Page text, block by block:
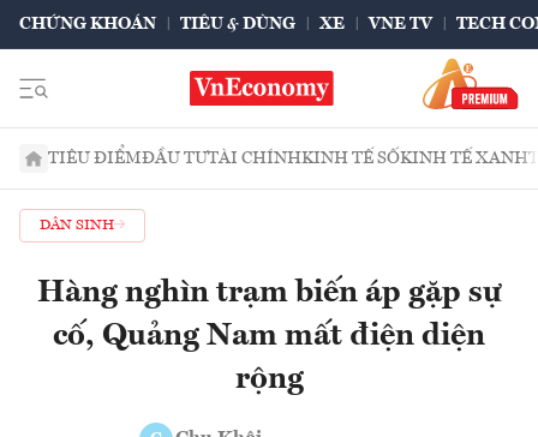
CHỨNG KHOÁN TIÊU & DÙNG XE VNE TV TECH
TIÊU ĐIỂMĐẦU TƯTÀI CHÍNHKINH TẾ SỐKINH TẾ XANH
DÂN SINH
Hàng nghìn trạm biến áp gặp sự
cố, Quảng Nam mất điện diện
rộng